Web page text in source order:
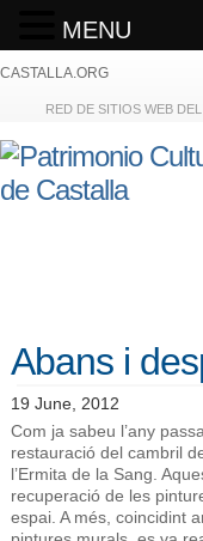
CASTALLA.ORG
RED DE SITIOS WEB
Abans i
19 June, 2012
Com ja sabeu l’any
restauració del cambril
l’Ermita de la Sang.
recuperació de les
espai. A més, coincidint
MENU